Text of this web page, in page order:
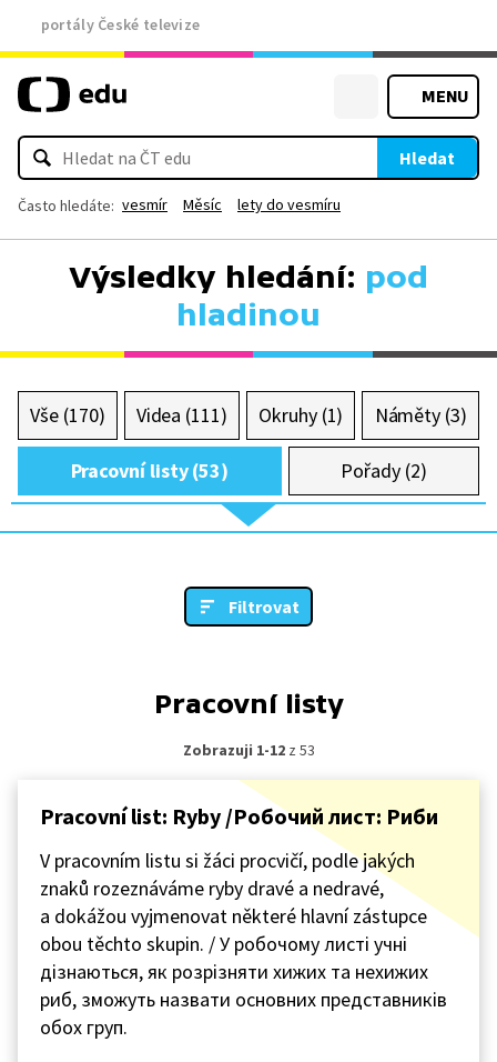
portály České televize
MENU
Hledat
Často hledáte: vesmír Měsíc lety do vesmíru
Výsledky hledání: pod
hladinou
Vše (170) Videa (111) Okruhy (1) Náměty (3)
Pracovní listy (53) Pořady (2)
Filtrovat
Pracovní listy
Zobrazuji 1-12z 53
Pracovní list: Ryby /Робочий лист: Риби
V pracovním listu si žáci procvičí, podle jakých
znaků rozeznáváme ryby dravé a nedravé,
a dokážou vyjmenovat některé hlavní zástupce
obou těchto skupin. / У робочому листі учні
дізнаються, як розрізняти хижих та нехижих
риб, зможуть назвати основних представників
обох груп.